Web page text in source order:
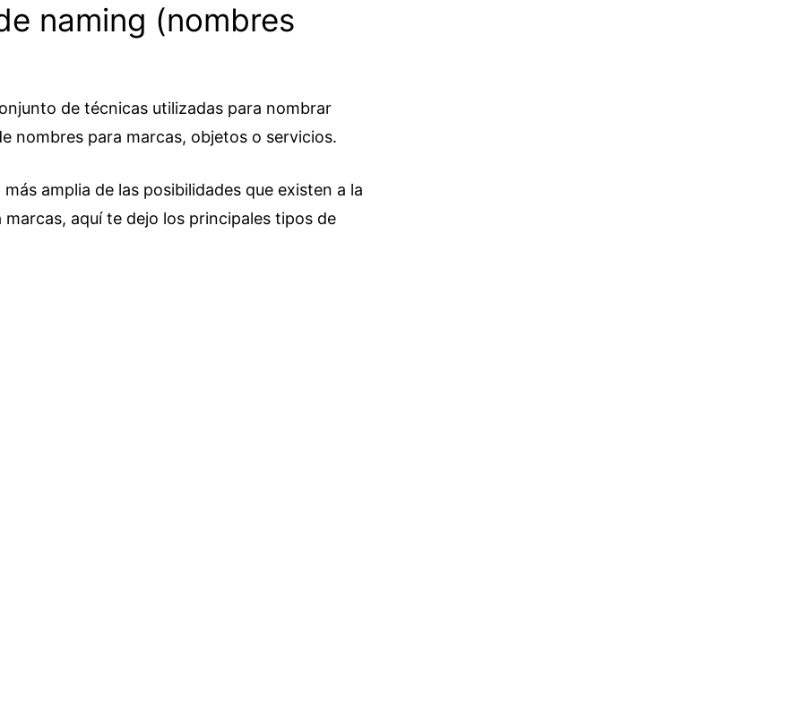
naming (nombres
de técnicas utilizadas para nombrar
nombres para marcas, objetos o servicios.
amplia de las posibilidades que existen a la
aquí te dejo los principales tipos de